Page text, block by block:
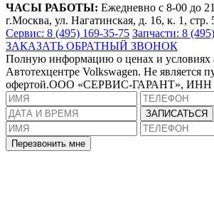
ЧАСЫ РАБОТЫ: Ежедневно с 8-00 до
г.Москва, ул. Нагатинская, д. 16, к. 1, стр.
Сервис: 8 (495) 169-35-75 Запчасти: 8
ЗАКАЗАТЬ ОБРАТНЫЙ ЗВОНОК
Полную информацию о ценах и условиях
Автотехцентре Volkswagen. Не является
офертой.ООО «СЕРВИС-ГАРАНТ», ИНН